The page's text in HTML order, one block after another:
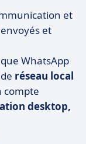
et
envoyés et
WhatsApp
réseau local
compte
desktop,